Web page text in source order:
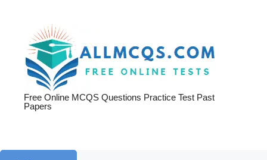
Free Online MCQS Questions Practice Test Past
Papers